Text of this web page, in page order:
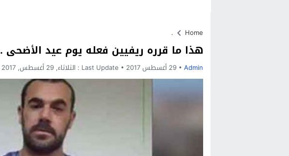
Home
.
هذا ما قرره ريفيين فعله يوم عيد الأضحى .
Admin 29 أغسطس 2017 Last Update : الثلاثاء, 29 أغسطس, 2017 - 11:08 صباحًا